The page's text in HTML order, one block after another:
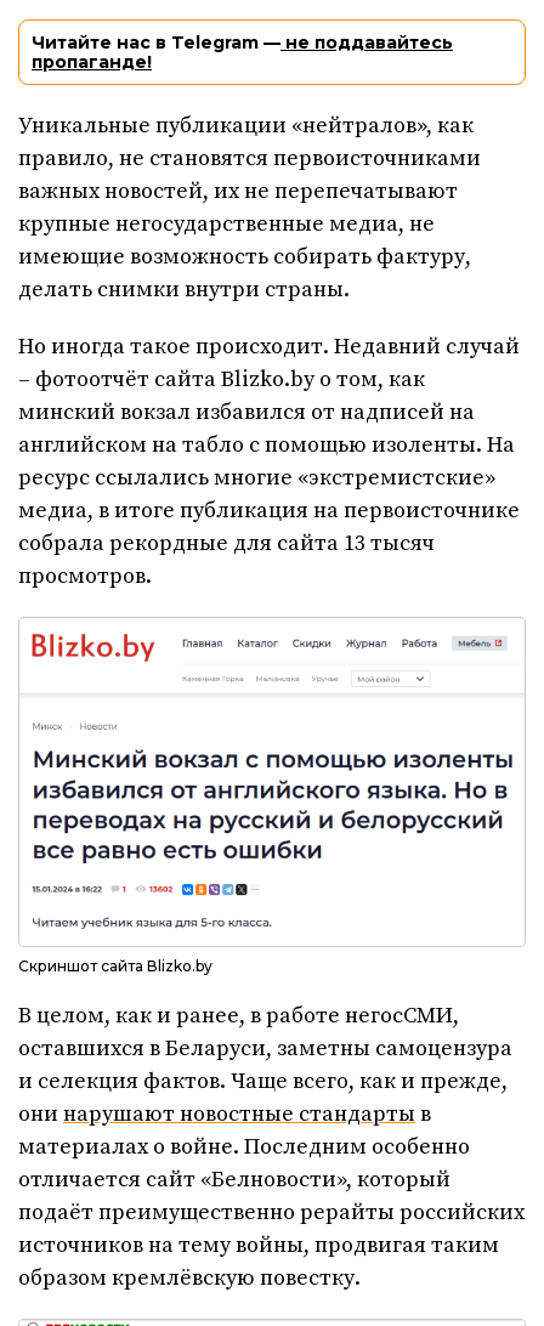
Читайте нас в Telegram — не поддавайтесь
пропаганде!
Уникальные публикации «нейтралов», как
правило, не становятся первоисточниками
важных новостей, их не перепечатывают
крупные негосударственные медиа, не
имеющие возможность собирать фактуру,
делать снимки внутри страны.
Но иногда такое происходит. Недавний случай
– фотоотчёт сайта Вlizko.by о том, как
минский вокзал избавился от надписей на
английском на табло с помощью изоленты. На
ресурс ссылались многие «экстремистские»
медиа, в итоге публикация на первоисточнике
собрала рекордные для сайта 13 тысяч
просмотров.
Скриншот сайта Вlizko.by
В целом, как и ранее, в работе негосСМИ,
оставшихся в Беларуси, заметны самоцензура
и селекция фактов. Чаще всего, как и прежде,
они нарушают новостные стандарты в
материалах о войне. Последним особенно
отличается сайт «Белновости», который
подаёт преимущественно рерайты российских
источников на тему войны, продвигая таким
образом кремлёвскую повестку.